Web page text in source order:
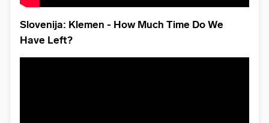
Slovenija: Klemen - How Much Time Do We
Have Left?